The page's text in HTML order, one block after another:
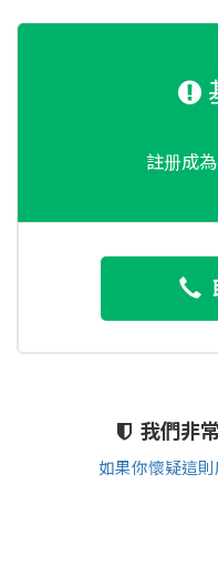
註册成
我們非
如果你懷疑這